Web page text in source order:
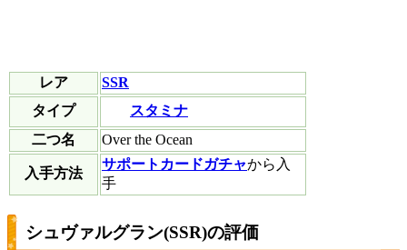
レア
SSR
タイプ
スタミナ
二つ名
Over the Ocean
入手方法
サポートカードガチャから入
手
シュヴァルグラン(SSR)の評価